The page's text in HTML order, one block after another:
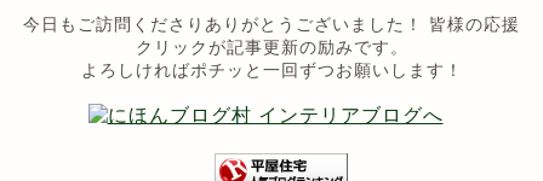
今日もご訪問くださりありがとうございました！ 皆様の応援
クリックが記事更新の励みです。
よろしければポチッと一回ずつお願いします！